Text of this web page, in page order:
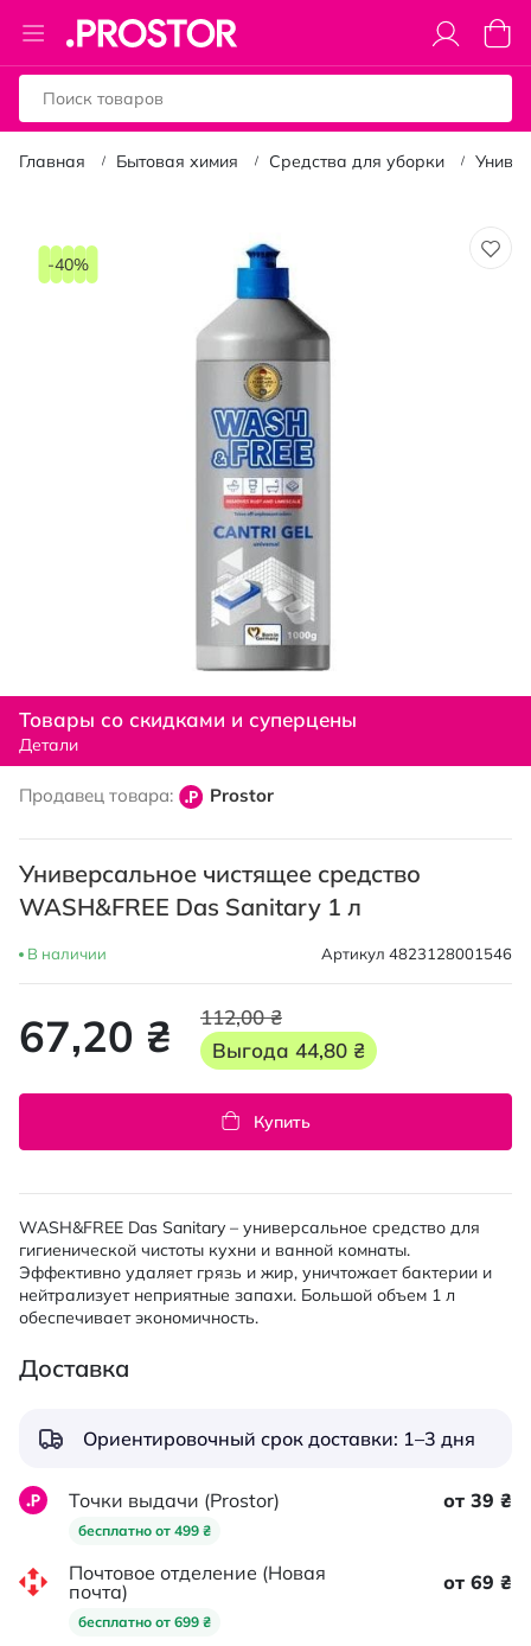
Toggle
Nav
Моя
Главная Бытовая химия Средства для уборки
перейти
-40%
к
началу
галереи
Товары со скидками и суперцены
Детали
Продавец товара: Prostor
Универсальное чистящее средство
WASH&FREE Das Sanitary 1 л
В наличии Артикул 4823128001546
67,20 ₴
112,00 ₴
Выгода 44,80 ₴
Купить
WASH&FREE Das Sanitary – универсальное средство для
гигиенической чистоты кухни и ванной комнаты.
Эффективно удаляет грязь и жир, уничтожает бактерии и
нейтрализует неприятные запахи. Большой объем 1 л
обеспечивает экономичность.
Доставка
Ориентировочный срок доставки: 1–3 дня
Точки выдачи (Prostor)
бесплатно от 499 ₴
от 39 ₴
Почтовое отделение (Новая
почта)
бесплатно от 699 ₴
от 69 ₴